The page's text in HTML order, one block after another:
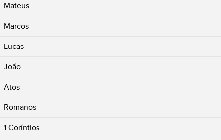
Mateus
Marcos
Lucas
João
Atos
Romanos
1 Coríntios